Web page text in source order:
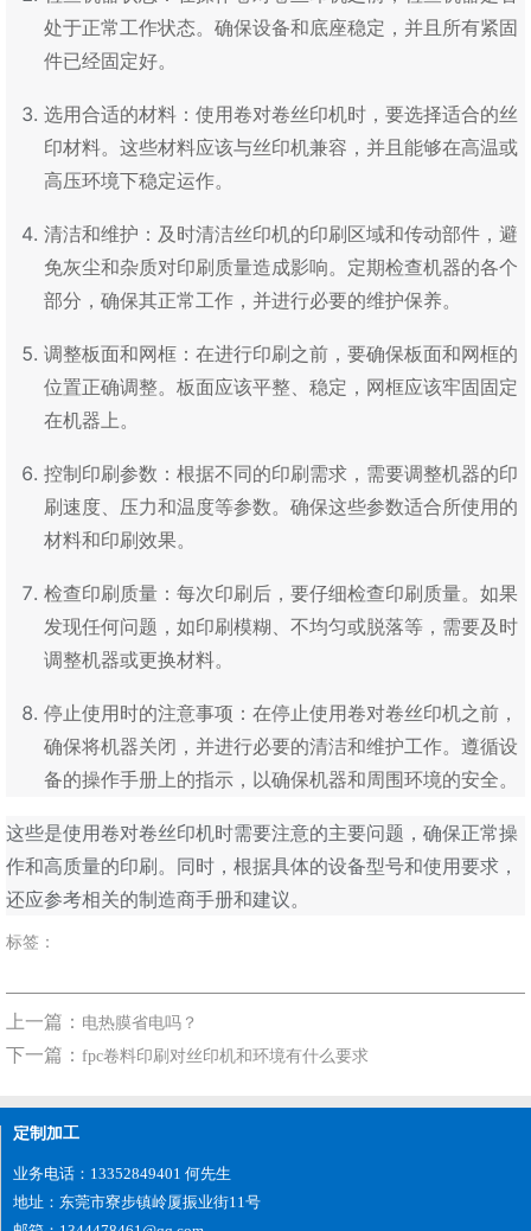
处于正常工作状态。确保设备和底座稳定，并且所有紧固
件已经固定好。
选用合适的材料：使用卷对卷丝印机时，要选择适合的丝
印材料。这些材料应该与丝印机兼容，并且能够在高温或
高压环境下稳定运作。
清洁和维护：及时清洁丝印机的印刷区域和传动部件，避
免灰尘和杂质对印刷质量造成影响。定期检查机器的各个
部分，确保其正常工作，并进行必要的维护保养。
调整板面和网框：在进行印刷之前，要确保板面和网框的
位置正确调整。板面应该平整、稳定，网框应该牢固固定
在机器上。
控制印刷参数：根据不同的印刷需求，需要调整机器的印
刷速度、压力和温度等参数。确保这些参数适合所使用的
材料和印刷效果。
检查印刷质量：每次印刷后，要仔细检查印刷质量。如果
发现任何问题，如印刷模糊、不均匀或脱落等，需要及时
调整机器或更换材料。
停止使用时的注意事项：在停止使用卷对卷丝印机之前，
确保将机器关闭，并进行必要的清洁和维护工作。遵循设
备的操作手册上的指示，以确保机器和周围环境的安全。
这些是使用卷对卷丝印机时需要注意的主要问题，确保正常操
作和高质量的印刷。同时，根据具体的设备型号和使用要求，
还应参考相关的制造商手册和建议。
标签：
上一篇： 电热膜省电吗？
下一篇： fpc卷料印刷对丝印机和环境有什么要求
定制加工
业务电话：13352849401 何先生
地址：东莞市寮步镇岭厦振业街11号